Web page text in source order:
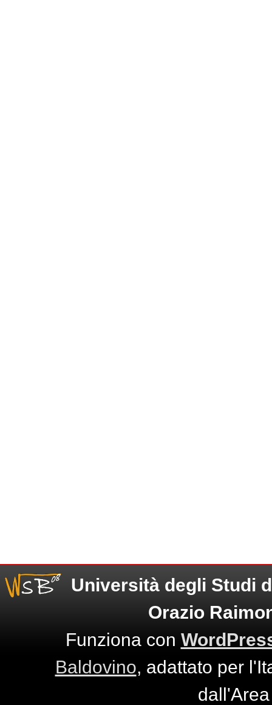
Università degli Studi
Orazio
Funziona con
Baldovino, adattato per